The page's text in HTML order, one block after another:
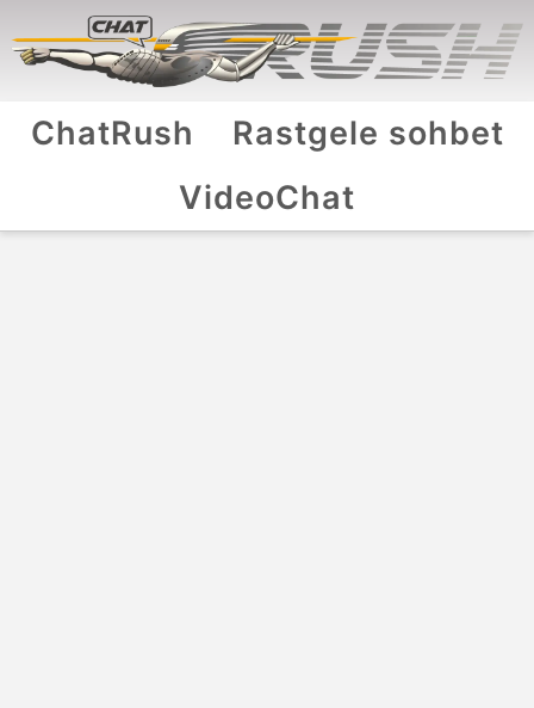
ChatRush
Rastgele sohbet
VideoChat